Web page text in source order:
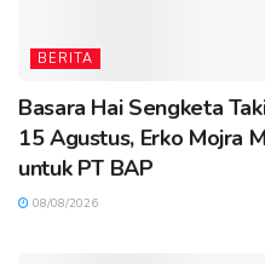
BERITA
Basara Hai Sengketa
15 Agustus, Erko Mojra
untuk PT BAP
08/08/2026